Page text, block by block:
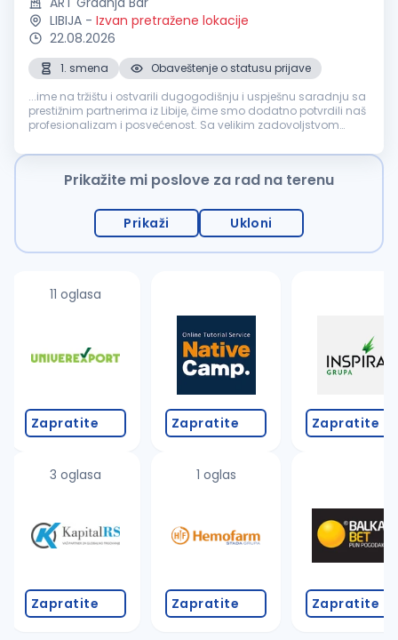
LIBIJA - Izvan pretražene lokacije
22.08.2026
1. smena
Obaveštenje o statusu prijave
...ime na tržištu i ostvarili dugogodišnju i uspješnu saradnju sa
prestižnim partnerima iz Libije, čime smo dodatno potvrdili naš
profesionalizam i posvećenost. Sa velikim zadovoljstvom
kandidatima...
Prikažite mi poslove za rad na terenu
Prikaži Ukloni
11 oglasa
Zapratite
3 oglasa
Zapratite
Zapratite
1 oglas
Zapratite
Zapratite
Zapratite